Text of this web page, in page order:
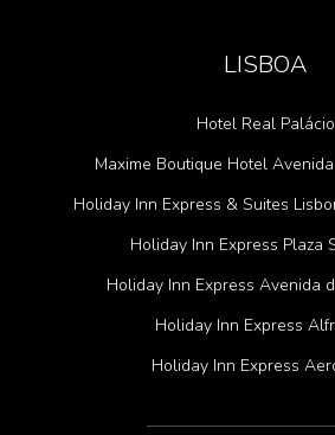
LISBOA
Hotel Real Palácio
Maxime Boutique Hotel
Holiday Inn Express & Suites
Holiday Inn Express Plaza
Holiday Inn Express Avenida
Holiday Inn Express
Holiday Inn Express